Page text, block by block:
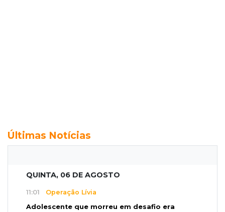
Últimas Notícias
QUINTA, 06 DE AGOSTO
11:01 Operação Lívia
Adolescente que morreu em desafio era